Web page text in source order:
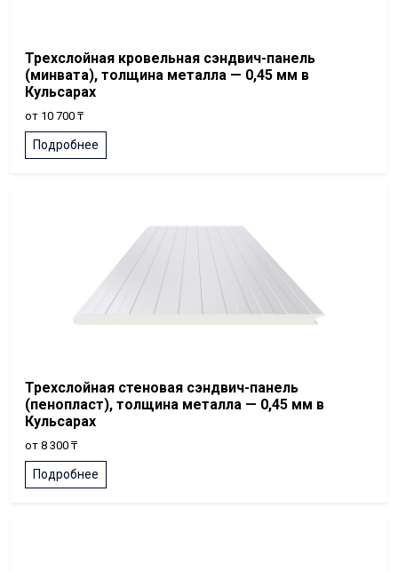
Трехслойная кровельная сэндвич-панель
(минвата), толщина металла — 0,45 мм в
Кульсарах
от 10 700 ₸
Подробнее
Трехслойная стеновая сэндвич-панель
(пенопласт), толщина металла — 0,45 мм в
Кульсарах
от 8 300 ₸
Подробнее